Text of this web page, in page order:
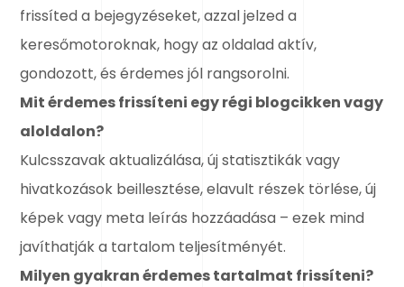
frissíted a bejegyzéseket, azzal jelzed a
keresőmotoroknak, hogy az oldalad aktív,
gondozott, és érdemes jól rangsorolni.
Mit érdemes frissíteni egy régi blogcikken vagy
aloldalon?
Kulcsszavak aktualizálása, új statisztikák vagy
hivatkozások beillesztése, elavult részek törlése, új
képek vagy meta leírás hozzáadása – ezek mind
javíthatják a tartalom teljesítményét.
Milyen gyakran érdemes tartalmat frissíteni?